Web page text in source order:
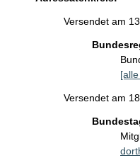
Versendet am
Versendet am